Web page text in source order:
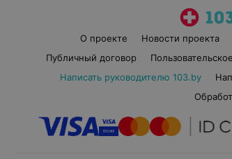
О проекте Новости проекта
Публичный договор
Написать руководителю 103.by